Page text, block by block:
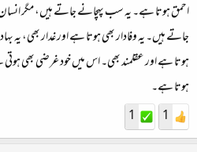
احمق ہوتا ہے۔ یہ سب پہچانے جاتے ہیں، مگر
جاتے ہیں۔ یہ وفادار بھی ہوتا ہے اور غدار بھی، یہ
ہوتا ہے اور عقلمند بھی۔ اس میں خود غرضی بھی
ہوتا ہے۔
1
1